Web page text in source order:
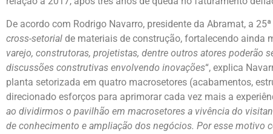
De acordo com Rodrigo Navarro, presidente da Abramat, a 25ª
cross-setorial de materiais de construção, fortalecendo ainda
varejo, construtoras, projetistas, dentre outros atores poderão
discussões construtivas envolvendo inovações“, explica
planta setorizada em quatro macrosetores (acabamentos,
direcionado esforços para aprimorar cada vez mais a
ao dividirmos o pavilhão em macrosetores a vivência do
de conhecimento e ampliação dos negócios. Por esse